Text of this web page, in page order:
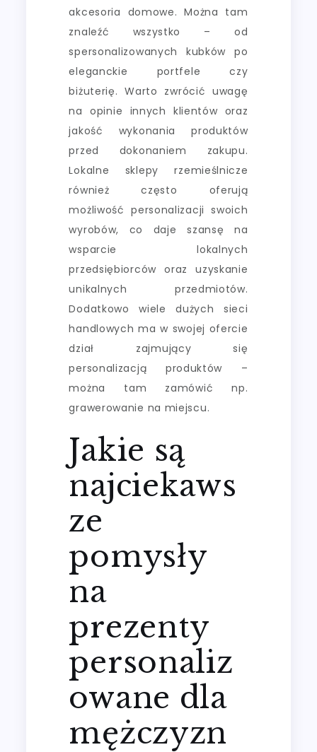
akcesoria domowe. Można tam
znaleźć wszystko – od
spersonalizowanych kubków po
eleganckie portfele czy
biżuterię. Warto zwrócić uwagę
na opinie innych klientów oraz
jakość wykonania produktów
przed dokonaniem zakupu.
Lokalne sklepy rzemieślnicze
również często oferują
możliwość personalizacji swoich
wyrobów, co daje szansę na
wsparcie lokalnych
przedsiębiorców oraz uzyskanie
unikalnych przedmiotów.
Dodatkowo wiele dużych sieci
handlowych ma w swojej ofercie
dział zajmujący się
personalizacją produktów –
można tam zamówić np.
grawerowanie na miejscu.
Jakie są
najciekaws
ze
pomysły
na
prezenty
personaliz
owane dla
mężczyzn